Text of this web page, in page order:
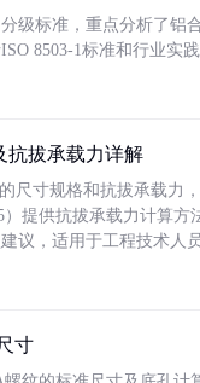
级标准，重点分析了铝
8503-1标准和行业实
抗拔承载力详解
尺寸规格和抗拔承载力
）提供抗拔承载力计算
议，适用于工程技术人员
寸